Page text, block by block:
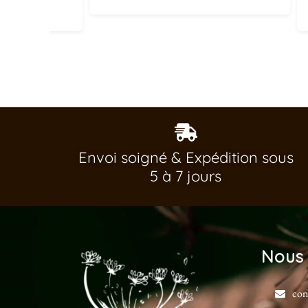
Envoi soigné & Expédition sous
5 à 7 jours